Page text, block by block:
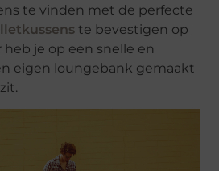
te vinden met de perfecte
te bevestigen op
je op een snelle en
eigen loungebank gemaakt